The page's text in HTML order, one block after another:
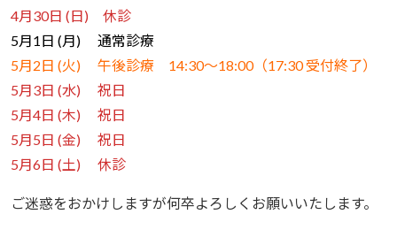
4月30日 (日) 休診
5月1日 (月)
通常診療
5月2日 (火) 午後診療 14:30～18:00（17:30 受付終了）
5月3日 (水) 祝日
5月4日 (木) 祝日
5月5日 (金) 祝日
5月6日 (土) 休診
ご迷惑をおかけしますが何卒よろしくお願いいたします。